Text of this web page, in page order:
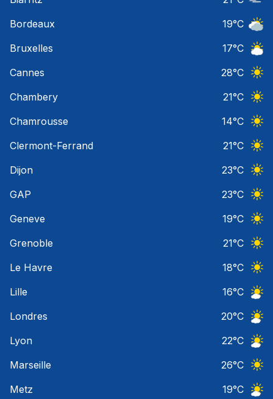
Bordeaux
19°C
Bruxelles
17°C
Cannes
28°C
Chambery
21°C
Chamrousse
14°C
Clermont-Ferrand
21°C
Dijon
23°C
GAP
23°C
Geneve
19°C
Grenoble
21°C
Le Havre
18°C
Lille
16°C
Londres
20°C
Lyon
22°C
Marseille
26°C
Metz
19°C